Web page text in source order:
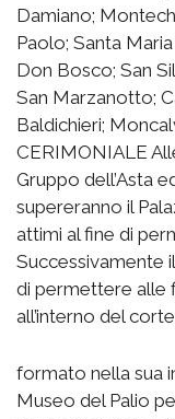
Damiano;
Paolo; Santa
Don Bosco; San
San Marzanotto;
Baldichieri;
CERIMONIALE
Gruppo dell’Asta
supereranno il
attimi al fine di
Successivamente
di permettere alle
all’interno del
formato nella sua
Museo del Palio